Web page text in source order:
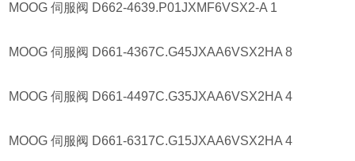
MOOG 伺服阀 D662-4639.P01JXMF6VSX2-A 1
MOOG 伺服阀 D661-4367C.G45JXAA6VSX2HA 8
MOOG 伺服阀 D661-4497C.G35JXAA6VSX2HA 4
MOOG 伺服阀 D661-6317C.G15JXAA6VSX2HA 4